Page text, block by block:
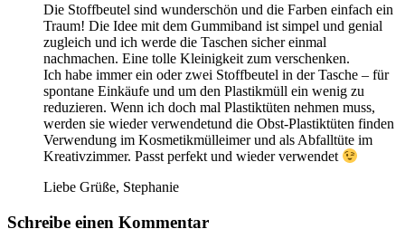
Die Stoffbeutel sind wunderschön und die Farben einfach ein
Traum! Die Idee mit dem Gummiband ist simpel und genial
zugleich und ich werde die Taschen sicher einmal
nachmachen. Eine tolle Kleinigkeit zum verschenken.
Ich habe immer ein oder zwei Stoffbeutel in der Tasche – für
spontane Einkäufe und um den Plastikmüll ein wenig zu
reduzieren. Wenn ich doch mal Plastiktüten nehmen muss,
werden sie wieder verwendetund die Obst-Plastiktüten finden
Verwendung im Kosmetikmülleimer und als Abfalltüte im
Kreativzimmer. Passt perfekt und wieder verwendet
Liebe Grüße, Stephanie
Schreibe einen Kommentar